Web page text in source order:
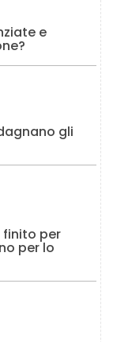
e
gli
finito per
per lo